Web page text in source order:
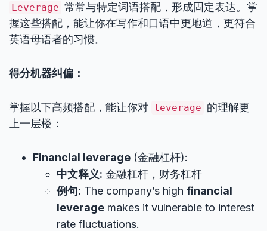
Leverage 常常与特定词语搭配，形成固定表达。掌
握这些搭配，能让你在写作和口语中更地道，更符合
英语母语者的习惯。
得分机器纠偏：
掌握以下高频搭配，能让你对 leverage 的理解更
上一层楼：
Financial leverage (金融杠杆):
中文释义: 金融杠杆，财务杠杆
例句: The company’s high financial
leverage makes it vulnerable to interest
rate fluctuations.